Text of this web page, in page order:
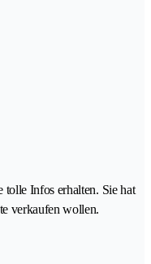
tolle Infos erhalten. Sie hat
verkaufen wollen.